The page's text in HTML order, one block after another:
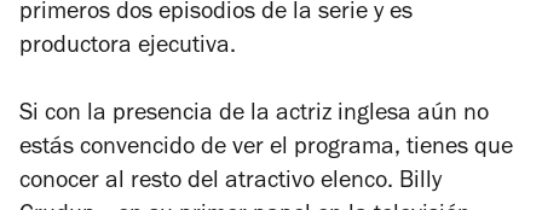
primeros dos episodios de la serie y es
productora ejecutiva.
Si con la presencia de la actriz inglesa aún no
estás convencido de ver el programa, tienes que
conocer al resto del atractivo elenco. Billy